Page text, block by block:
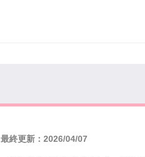
最終更新：2026/04/07